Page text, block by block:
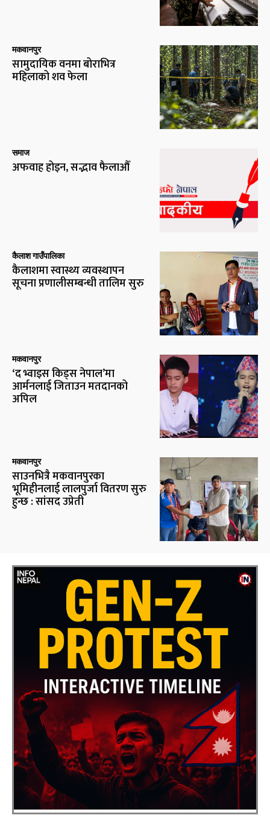
मकवानपुर
सामुदायिक वनमा बोराभित्र
महिलाको शव फेला
समाज
अफवाह होइन, सद्भाव फैलाऔँ
कैलाश गाउँपालिका
कैलाशमा स्वास्थ्य व्यवस्थापन
सूचना प्रणालीसम्बन्धी तालिम सुरु
मकवानपुर
‘द भ्वाइस किड्स नेपाल’मा
आर्मनलाई जिताउन मतदानको
अपिल
मकवानपुर
साउनभित्रै मकवानपुरका
भूमिहीनलाई लालपुर्जा वितरण सुरु
हुन्छ : सांसद उप्रेती